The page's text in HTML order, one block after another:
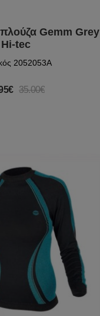
Gemm Grey
Hi-tec
2052053A
35.00€